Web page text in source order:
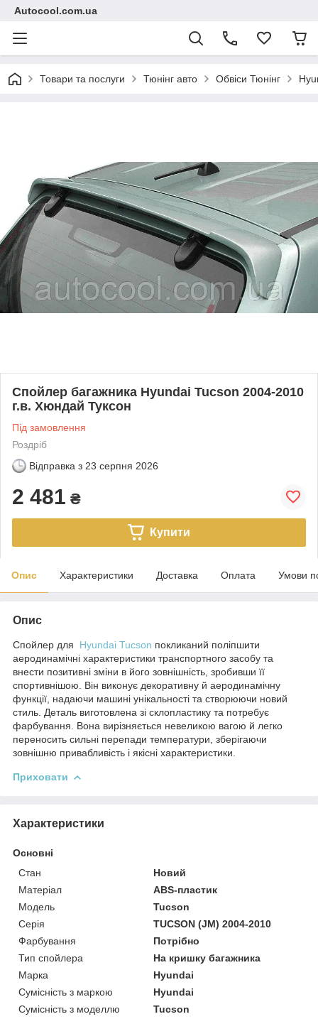
Autocool.com.ua
Товари та послуги Тюнінг авто Обвіси Тюнінг
Спойлер багажника Hyundai Tucson 2004-2010
г.в. Хюндай Туксон
Під замовлення
Роздріб
Відправка з 23 серпня 2026
2 481 ₴
Купити
Опис Характеристики Доставка Оплата Умови
Опис
Спойлер для Hyundai Tucson покликаний поліпшити
аеродинамічні характеристики транспортного засобу та
внести позитивні зміни в його зовнішність, зробивши її
спортивнішою. Він виконує декоративну й аеродинамічну
функції, надаючи машині унікальності та створюючи новий
стиль. Деталь виготовлена зі склопластику та потребує
фарбування. Вона вирізняється невеликою вагою й легко
переносить сильні перепади температури, зберігаючи
зовнішню привабливість і якісні характеристики.
Приховати
Характеристики
Основні
Стан
Новий
Матеріал
ABS-пластик
Модель
Tucson
Серія
TUCSON (JM) 2004-2010
Фарбування
Потрібно
Тип спойлера
На кришку багажника
Марка
Hyundai
Сумісність з маркою
Hyundai
Сумісність з моделлю
Tucson